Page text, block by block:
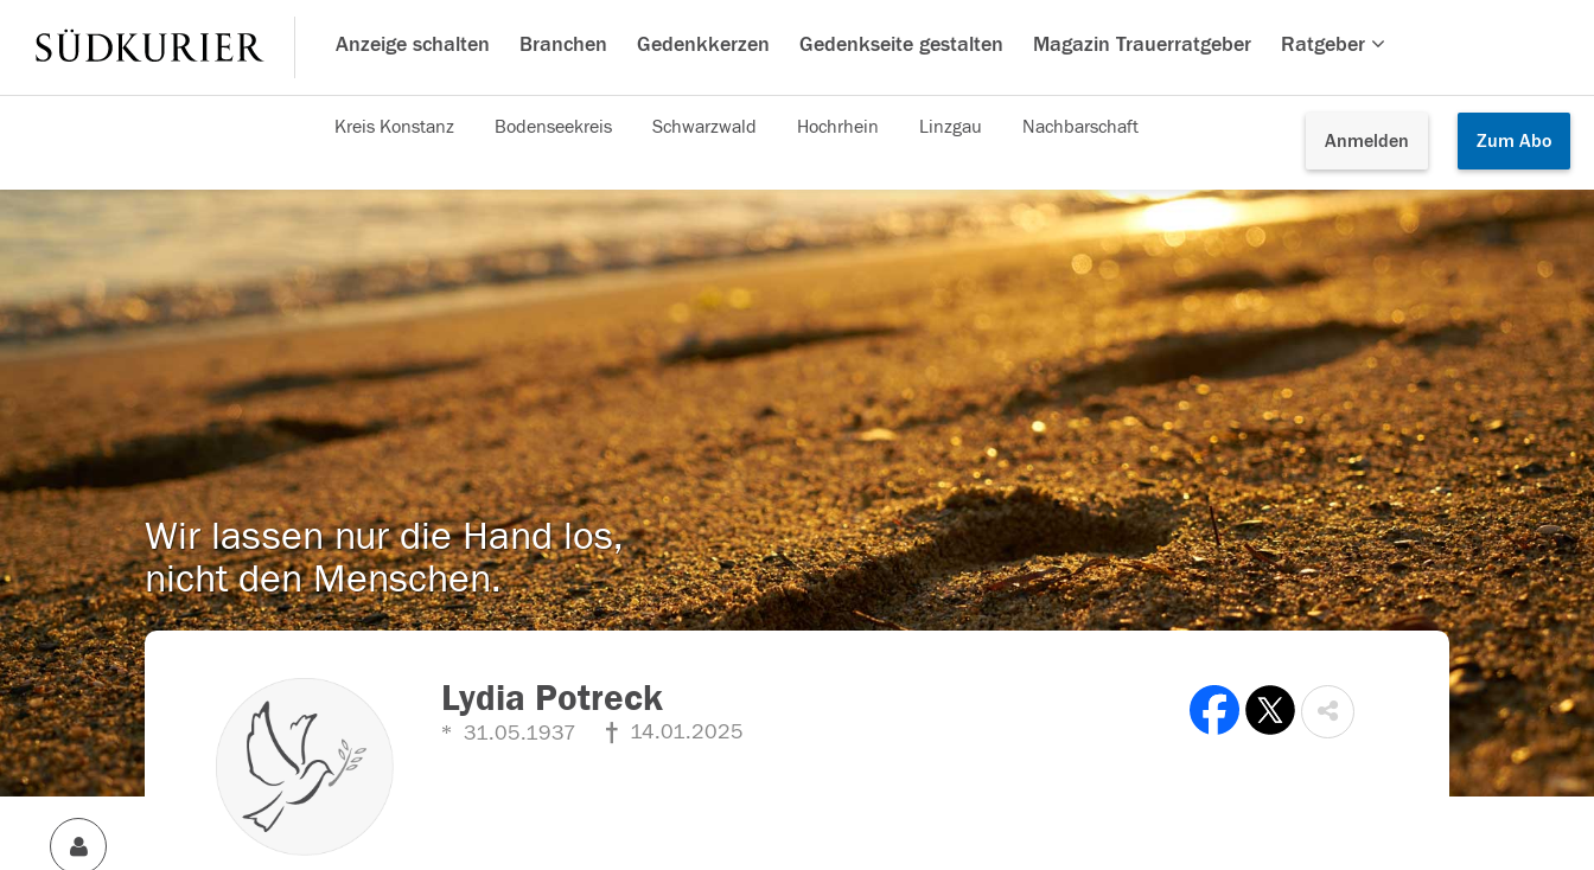
Anzeige schalten Branchen Gedenkkerzen Gedenkseite gestalten Magazin Trauerratgeber Ratgeber
Anmelden Zum Abo
Kreis Konstanz Bodenseekreis Schwarzwald Hochrhein Linzgau Nachbarschaft
Wir lassen nur die Hand los,
nicht den Menschen.
Lydia Potreck
31.05.1937 14.01.2025